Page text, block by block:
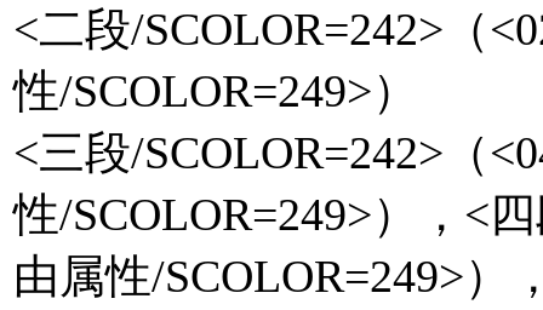
<二段/SCOLOR=242>（
性/SCOLOR=249>）
<三段/SCOLOR=242>（
性/SCOLOR=249>），<
由属性/SCOLOR=249>）